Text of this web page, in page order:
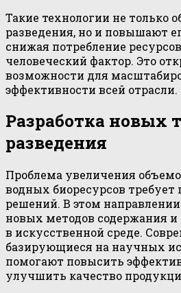
Такие технологии не только
разведения, но и повышают
снижая потребление
человеческий фактор. Это
возможности для
эффективности всей отрасли.
Разработка новых
разведения
Проблема увеличения
водных биоресурсов
решений. В этом
новых методов содержания
в искусственной среде.
базирующиеся на научных
помогают повысить
улучшить качество